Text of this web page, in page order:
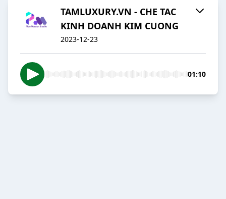
TAMLUXURY.VN - CHE TAC
KINH DOANH KIM CUONG
2023-12-23
01:10